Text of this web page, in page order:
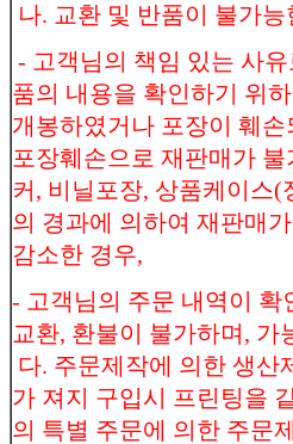
나. 교환 및 반품이 불가능
- 고객님의 책임 있는 사
품의 내용을 확인하기 위
개봉하였거나 포장이 훼
포장훼손으로 재판매가
커, 비닐포장, 상품케이스
의 경과에 의하여 재판매
감소한 경우,
- 고객님의 주문 내역이
교환, 환불이 불가하며,
다. 주문제작에 의한 생
가 져지 구입시 프린팅을
의 특별 주문에 의한 주문